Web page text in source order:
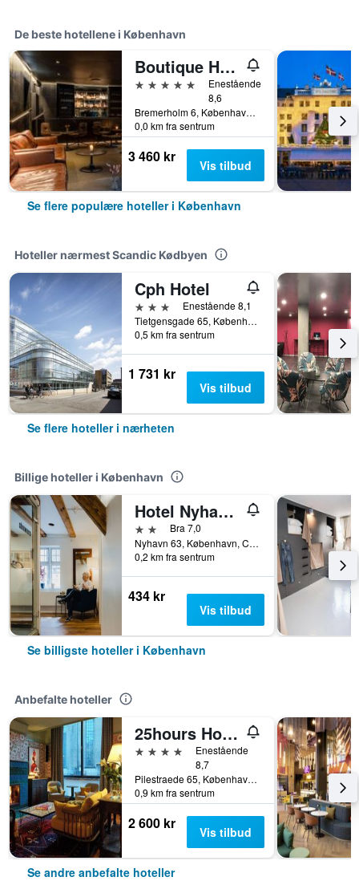
De beste hotellene i København
Boutique Hotel Herman K
5 stjerner
Enestående
8,6
Bremerholm 6, København, Capital Region, Danmark
0,0 km fra sentrum
3 460 kr Vis tilbud
Se flere populære hoteller i København
Hoteller nærmest Scandic Kødbyen
Cph Hotel
3 stjernerEnestående 8,1
Tietgensgade 65, København, Capital Region, Danmark
0,5 km fra sentrum
1 731 kr
Vis tilbud
Se flere hoteller i nærheten
Billige hoteller i København
Hotel Nyhavn63
2 stjernerBra 7,0
Nyhavn 63, København, Capital Region, Danmark
0,2 km fra sentrum
434 kr
Vis tilbud
Se billigste hoteller i København
Anbefalte hoteller
25hours Hotel Indre By
4 stjerner
Enestående
8,7
Pilestraede 65, København, Capital Region, Danmark
0,9 km fra sentrum
2 600 kr Vis tilbud
Se andre anbefalte hoteller